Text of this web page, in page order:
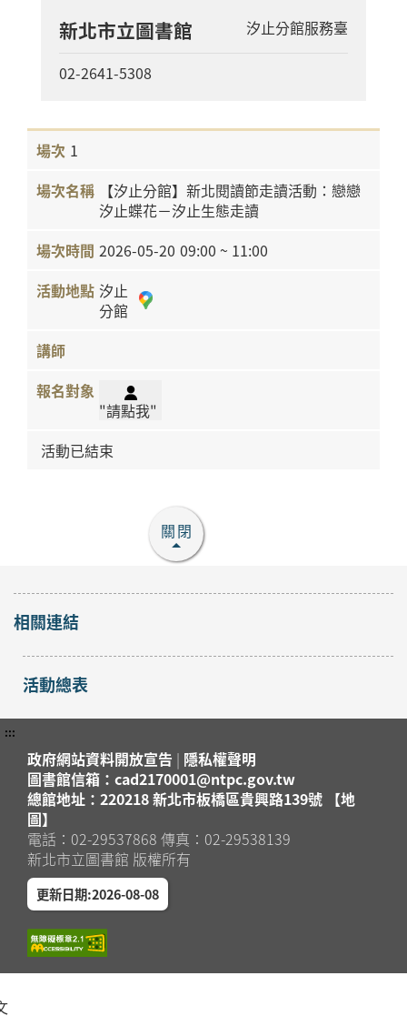
新北市立圖書館 汐止分館服務臺
02-2641-5308
1
【汐止分館】新北閱讀節走讀活動：戀戀
汐止蝶花－汐止生態走讀
2026-05-20 09:00 ~ 11:00
汐止
分館
"請點我"
活動已結束
關閉
相關連結
活動總表
:::
政府網站資料開放宣告 | 隱私權聲明
圖書館信箱：cad2170001@ntpc.gov.tw
總館地址：220218 新北市板橋區貴興路139號 【地
圖】
電話：02-29537868 傳真：02-29538139
新北市立圖書館 版權所有
更新日期:2026-08-08